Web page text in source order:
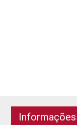
Informações